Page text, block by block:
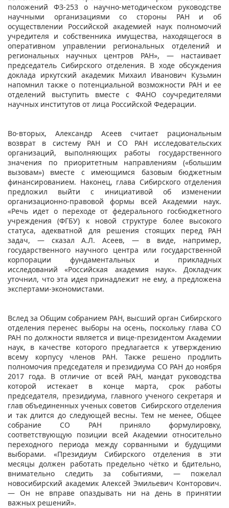
положений ФЗ-253 о научно-методическом руководстве
научными организациями со стороны РАН и об
осуществлении Российской академией наук полномочий
учредителя и собственника имущества, находящегося в
оперативном управлении региональных отделений и
региональных научных центров РАН», ― настаивает
председатель Сибирского отделения. В ходе обсуждения
доклада иркутский академик Михаил Иванович Кузьмин
напомнил также о потенциальной возможности РАН и ее
отделений выступить вместе с ФАНО соучредителями
научных институтов от лица Российской Федерации.
Во-вторых, Александр Асеев считает рациональным
возврат в систему РАН и СО РАН исследовательских
организаций, выполняющих работы государственного
значения по приоритетным направлениям («большим
вызовам») вместе с имеющимся базовым бюджетным
финансированием. Наконец, глава Сибирского отделения
предложил выйти с инициативой об изменении
организационно-правовой формы всей Академии наук.
«Речь идет о переходе от федерального госбюджетного
учреждения (ФГБУ) к новой структуре более высокого
статуса, адекватной для решения стоящих перед РАН
задач, ― сказал А.Л. Асеев, ― в виде, например,
государственного научного центра или государственной
корпорации фундаментальных и прикладных
исследований «Российская академия наук». Докладчик
уточнил, что эта идея принадлежит не ему, а предложена
экспертами-экономистами.
Вслед за Общим собранием РАН, высший орган Сибирского
отделения перенес выборы на осень, поскольку глава СО
РАН по должности является и вице-президентом Академии
наук, в качестве которого предлагается к утверждению
всему корпусу членов РАН. Также решено продлить
полномочия председателя и президиума СО РАН до ноября
2017 года. В отличие от всей РАН, мандат руководства
которой истекает в конце марта, срок работы
председателя, президиума, главного ученого секретаря и
глав объединенных ученых советов Сибирского отделения
и так длится до следующей весны. Тем не менее, Общее
собрание СО РАН приняло формулировку,
соответствующую позиции всей Академии относительно
переходного периода между сорванными и будущими
выборами. «Президиум Сибирского отделения в эти
месяцы должен работать предельно чётко и бдительно,
внимательно следить за событиями, ― пожелал
новосибирский академик Алексей Эмильевич Конторович.
― Он не вправе опаздывать ни на день в принятии
важных решений».